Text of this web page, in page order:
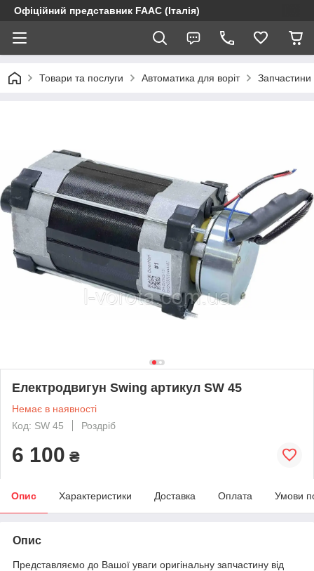
Офіційний представник FAAC (Італія)
Товари та послуги Автоматика для воріт Запчастини
Електродвигун Swing артикул SW 45
Немає в наявності
Код: SW 45
Роздріб
6 100 ₴
Опис Характеристики Доставка Оплата Умови
Опис
Представляємо до Вашої уваги оригінальну запчастину від